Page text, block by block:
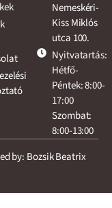
Nemeskéri-
Kiss Miklós
utca 100.
Nyitvatartás:
Hétfő-
Péntek: 8:00-
17:00
Szombat:
8:00-13:00
by: Bozsik Beatrix